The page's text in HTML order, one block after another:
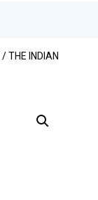
/ THE INDIAN